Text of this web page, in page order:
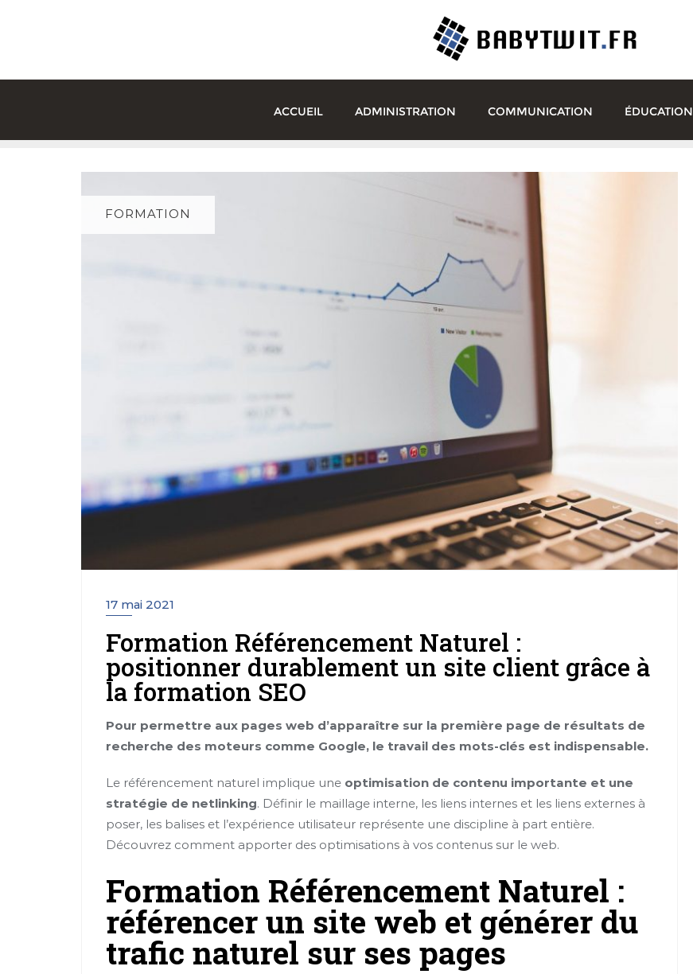
ACCUEIL ADMINISTRATION COMMUNICATION ÉDUCATION
FORMATION
17 mai 2021
Formation Référencement Naturel :
positionner durablement un site client grâce à
la formation SEO
Pour permettre aux pages web d’apparaître sur la première page de résultats de
recherche des moteurs comme Google, le travail des mots-clés est indispensable.
Le référencement naturel implique une optimisation de contenu importante et une
stratégie de netlinking. Définir le maillage interne, les liens internes et les liens externes à
poser, les balises et l’expérience utilisateur représente une discipline à part entière.
Découvrez comment apporter des optimisations à vos contenus sur le web.
Formation Référencement Naturel :
référencer un site web et générer du
trafic naturel sur ses pages